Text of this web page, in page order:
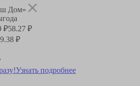
Дом»
₽58.27 ₽
₽
Узнать подробнее